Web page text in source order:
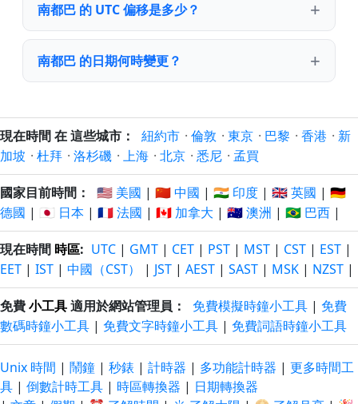
南都巴 的 UTC 偏移是多少？
南都巴 的日期何時變更？
現在時間 在 這些城市： 紐約市 · 倫敦 · 東京 · 巴黎 · 香港 · 新
加坡 · 杜拜 · 洛杉磯 · 上海 · 北京 · 悉尼 · 孟買
國家目前時間： 🇺🇸 美國 | 🇨🇳 中國 | 🇮🇳 印度 | 🇬🇧 英國 | 🇩🇪
德國 | 🇯🇵 日本 | 🇫🇷 法國 | 🇨🇦 加拿大 | 🇦🇺 澳洲 | 🇧🇷 巴西 |
現在時間 時區: UTC | GMT | CET | PST | MST | CST | EST |
EET | IST | 中國（CST） | JST | AEST | SAST | MSK | NZST |
免費小工具適用於網站管理員： 免費模擬時鐘小工具 | 免費
數碼時鐘小工具 | 免費文字時鐘小工具 | 免費詞語時鐘小工具
Unix 時間 | 鬧鐘 | 秒錶 | 計時器 | 多功能計時器 | 更多時間工
具 | 倒數計時工具 | 時區轉換器 | 日期轉換器